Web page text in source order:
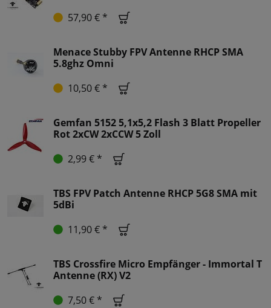
57,90 € *
Menace Stubby FPV Antenne RHCP SMA
5.8ghz Omni
10,50 € *
Gemfan 5152 5,1x5,2 Flash 3 Blatt Propeller
Rot 2xCW 2xCCW 5 Zoll
2,99 € *
TBS FPV Patch Antenne RHCP 5G8 SMA mit
5dBi
11,90 € *
TBS Crossfire Micro Empfänger - Immortal T
Antenne (RX) V2
7,50 € *